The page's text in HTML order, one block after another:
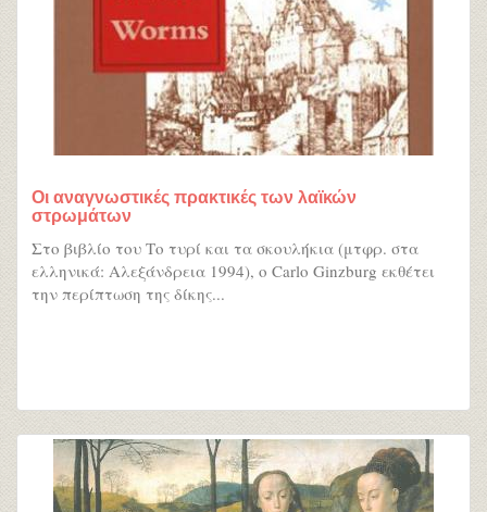
Οι αναγνωστικές πρακτικές των λαϊκών
στρωμάτων
Στο βιβλίο του Το τυρί και τα σκουλήκια (μτφρ. στα
ελληνικά: Αλεξάνδρεια 1994), ο Carlo Ginzburg εκθέτει
την περίπτωση της δίκης...